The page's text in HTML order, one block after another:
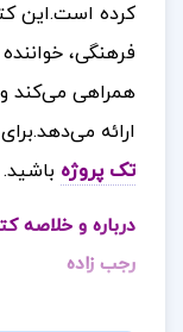
کرده است.این
فرهنگی،
همراهی می‌کند
ارائه می‌دهد.
تک پروژه باشید.
درباره و خلاصه
رجب زاده